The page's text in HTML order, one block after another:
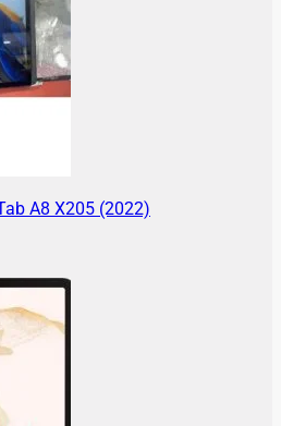
A8 X205 (2022)